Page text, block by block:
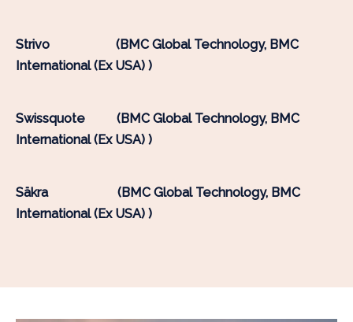
Strivo (BMC Global Technology, BMC
International (Ex USA) )
Swissquote (BMC Global Technology, BMC
International (Ex USA) )
Säkra
(BMC Global Technology, BMC
International (Ex USA) )